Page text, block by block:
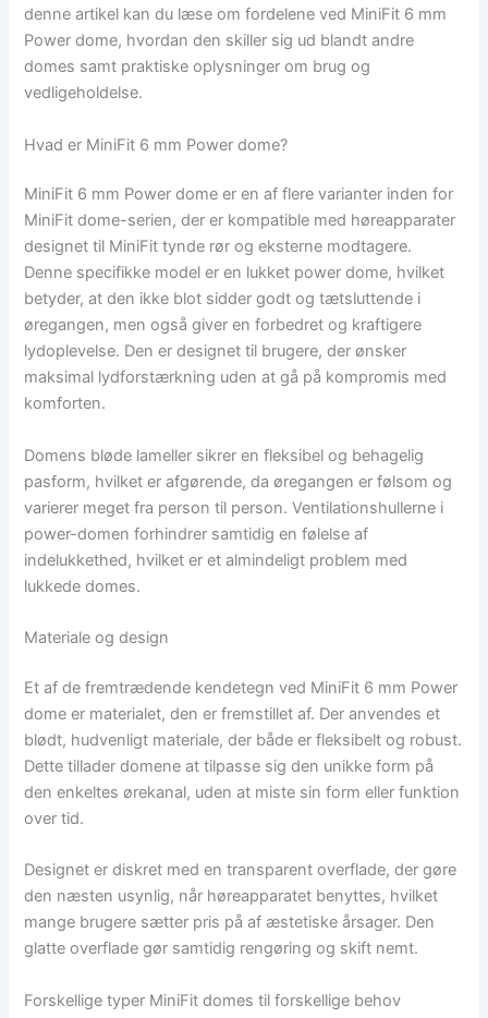
denne artikel kan du læse om fordelene ved MiniFit 6 mm
Power dome, hvordan den skiller sig ud blandt andre
domes samt praktiske oplysninger om brug og
vedligeholdelse.
Hvad er MiniFit 6 mm Power dome?
MiniFit 6 mm Power dome er en af flere varianter inden for
MiniFit dome-serien, der er kompatible med høreapparater
designet til MiniFit tynde rør og eksterne modtagere.
Denne specifikke model er en lukket power dome, hvilket
betyder, at den ikke blot sidder godt og tætsluttende i
øregangen, men også giver en forbedret og kraftigere
lydoplevelse. Den er designet til brugere, der ønsker
maksimal lydforstærkning uden at gå på kompromis med
komforten.
Domens bløde lameller sikrer en fleksibel og behagelig
pasform, hvilket er afgørende, da øregangen er følsom og
varierer meget fra person til person. Ventilationshullerne i
power-domen forhindrer samtidig en følelse af
indelukkethed, hvilket er et almindeligt problem med
lukkede domes.
Materiale og design
Et af de fremtrædende kendetegn ved MiniFit 6 mm Power
dome er materialet, den er fremstillet af. Der anvendes et
blødt, hudvenligt materiale, der både er fleksibelt og robust.
Dette tillader domene at tilpasse sig den unikke form på
den enkeltes ørekanal, uden at miste sin form eller funktion
over tid.
Designet er diskret med en transparent overflade, der gøre
den næsten usynlig, når høreapparatet benyttes, hvilket
mange brugere sætter pris på af æstetiske årsager. Den
glatte overflade gør samtidig rengøring og skift nemt.
Forskellige typer MiniFit domes til forskellige behov